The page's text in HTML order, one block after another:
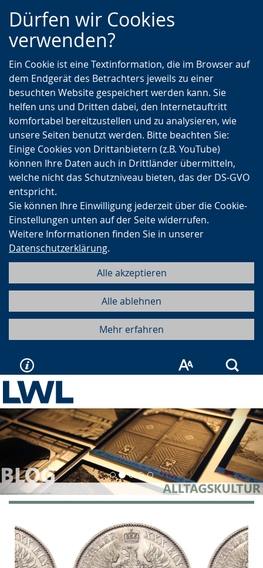
Zur
Hauptnavigation
Zur
Seitennavigation
Zum
Inhalt
Dürfen wir Cookies
verwenden?
Ein Cookie ist eine Textinformation, die im Browser auf
dem Endgerät des Betrachters jeweils zu einer
besuchten Website gespeichert werden kann. Sie
helfen uns und Dritten dabei, den Internetauftritt
komfortabel bereitzustellen und zu analysieren, wie
unsere Seiten benutzt werden. Bitte beachten Sie:
Einige Cookies von Drittanbietern (z.B. YouTube)
können Ihre Daten auch in Drittländer übermitteln,
welche nicht das Schutzniveau bieten, das der DS-GVO
entspricht.
Sie können Ihre Einwilligung jederzeit über die Cookie-
Einstellungen unten auf der Seite widerrufen.
Weitere Informationen finden Sie in unserer
Datenschutzerklärung.
Alle akzeptieren
Alle ablehnen
Mehr erfahren
Vorherige